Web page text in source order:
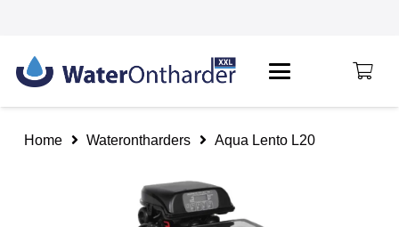
Home Waterontharders Aqua Lento L20